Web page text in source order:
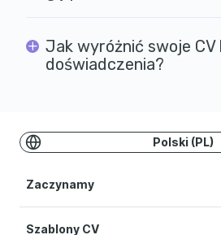
Jak wyróżnić swoje CV
doświadczenia?
Polski (PL)
Zaczynamy
Stwórz CV
Szablony CV